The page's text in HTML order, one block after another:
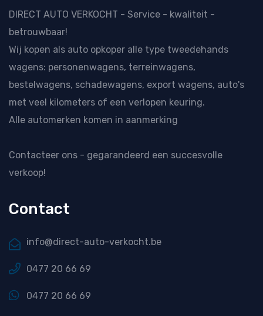
DIRECT AUTO VERKOCHT - Service - kwaliteit -
betrouwbaar!
Wij kopen als auto opkoper alle type tweedehands
wagens: personenwagens, terreinwagens,
bestelwagens, schadewagens, export wagens, auto's
met veel kilometers of een verlopen keuring.
Alle automerken komen in aanmerking
Contacteer ons - gegarandeerd een succesvolle
verkoop!
Contact
info@direct-auto-verkocht.be
0477 20 66 69
0477 20 66 69